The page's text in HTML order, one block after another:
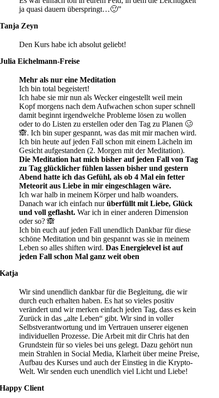
ja quasi dauern überspringt…🙂”
Tanja Zeyn
Den Kurs habe ich absolut geliebt!
Julia Eichelmann-Freise
Mehr als nur eine Meditation
Ich bin total begeistert!
Ich habe sie mir nun als Wecker eingestellt weil mein
Kopf morgens nach dem Aufwachen schon super schnell
damit beginnt irgendwelche Probleme lösen zu wollen
oder to do Listen zu erstellen oder den Tag zu Planen 🥴
🙈. Ich bin super gespannt, was das mit mir machen wird.
Ich bin heute auf jeden Fall schon mit einem Lächeln im
Gesicht aufgestanden (2. Morgen mit der Meditation).
Die Meditation hat mich bisher auf jeden Fall von Tag
zu Tag glücklicher fühlen lassen bisher und gestern
Abend hatte ich das Gefühl, als ob 4 Mal ein fetter
Meteorit aus Liebe in mir eingeschlagen wäre.
Ich war halb in meinem Körper und halb woanders.
Danach war ich einfach nurüberfüllt mit Liebe, Glück
und voll geflasht. War ich in einer anderen Dimension
oder so? 🙈
Ich bin euch auf jeden Fall unendlich Dankbar für diese
schöne Meditation und bin gespannt was sie in meinem
Leben so alles shiften wird.Das Energielevel ist auf
jeden Fall schon Mal ganz weit oben
Katja
Wir sind unendlich dankbar für die Begleitung, die wir
durch euch erhalten haben. Es hat so vieles positiv
verändert und wir merken einfach jeden Tag, dass es kein
Zurück in das „alte Leben“ gibt. Wir sind in voller
Selbstverantwortung und im Vertrauen unserer eigenen
individuellen Prozesse. Die Arbeit mit dir Chris hat den
Grundstein für so vieles bei uns gelegt. Dazu gehört nun
mein Strahlen in Social Media, Klarheit über meine Preise,
Aufbau des Kurses und auch der Einstieg in die Krypto-
Welt. Wir senden euch unendlich viel Licht und Liebe!
Happy Client